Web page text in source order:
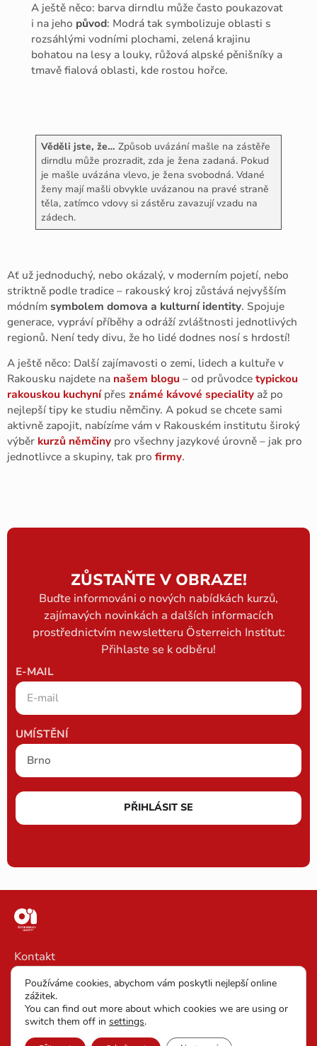
A ještě něco: barva dirndlu může často poukazovat
i na jeho původ: Modrá tak symbolizuje oblasti s
rozsáhlými vodními plochami, zelená krajinu
bohatou na lesy a louky, růžová alpské pěnišníky a
tmavě fialová oblasti, kde rostou hořce.
Věděli jste, že… Způsob uvázání mašle na zástěře
dirndlu může prozradit, zda je žena zadaná. Pokud
je mašle uvázána vlevo, je žena svobodná. Vdané
ženy mají mašli obvykle uvázanou na pravé straně
těla, zatímco vdovy si zástěru zavazují vzadu na
zádech.
Ať už jednoduchý, nebo okázalý, v moderním pojetí, nebo
striktně podle tradice – rakouský kroj zůstává nejvyšším
módním symbolem domova a kulturní identity. Spojuje
generace, vypráví příběhy a odráží zvláštnosti jednotlivých
regionů. Není tedy divu, že ho lidé dodnes nosí s hrdostí!
A ještě něco: Další zajímavosti o zemi, lidech a kultuře v
Rakousku najdete na našem blogu – od průvodce typickou
rakouskou kuchynípřes známé kávové speciality až po
nejlepší tipy ke studiu němčiny. A pokud se chcete sami
aktivně zapojit, nabízíme vám v Rakouském institutu široký
výběr kurzů němčiny pro všechny jazykové úrovně – jak pro
jednotlivce a skupiny, tak pro firmy.
ZŮSTAŇTE V OBRAZE!
Buďte informováni o nových nabídkách kurzů,
zajímavých novinkách a dalších informacích
prostřednictvím newsletteru Österreich Institut:
Přihlaste se k odběru!
E-MAIL
UMÍSTĚNÍ
PŘIHLÁSIT SE
Kontakt
Impressum
VOP
Používáme cookies, abychom vám poskytli nejlepší online
zážitek.
You can find out more about which cookies we are using or
switch them off in settings.